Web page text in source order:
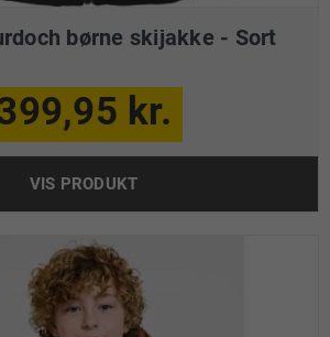
børne skijakke - Sort
kr.
VIS PRODUKT